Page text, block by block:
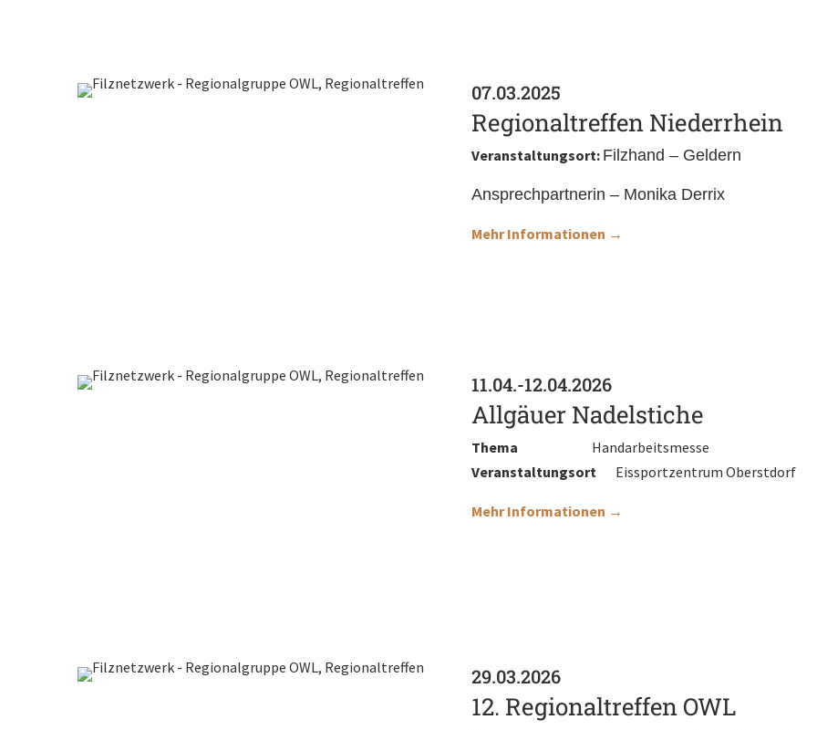
07.03.2025
Regionaltreffen Niederrhein
Veranstaltungsort: Filzhand – Geldern
Ansprechpartnerin – Monika Derrix
Mehr Informationen →
11.04.-12.04.2026
Allgäuer Nadelstiche
Thema Handarbeitsmesse
Veranstaltungsort Eissportzentrum Oberstdorf
Mehr Informationen →
29.03.2026
12. Regionaltreffen OWL